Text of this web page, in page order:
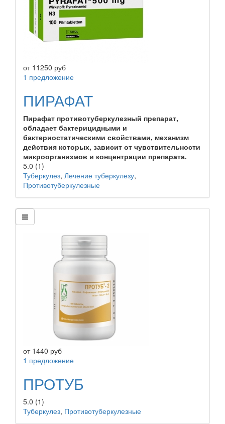
от 11250 руб
1 предложение
ПИРАФАТ
Пирафат противотуберкулезный препарат,
обладает бактерицидными и
бактериостатическими свойствами, механизм
действия которых, зависит от чувствительности
микроорганизмов и концентрации препарата.
5.0 (1)
Туберкулез, Лечение туберкулезу,
Противотуберкулезные
от 1440 руб
1 предложение
ПРОТУБ
5.0 (1)
Туберкулез, Противотуберкулезные